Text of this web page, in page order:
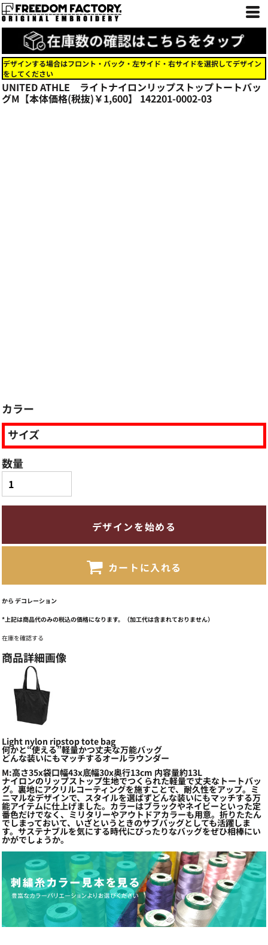
デザインする場合はフロント・バック・左サイド・右サイドを選択してデザイン
をしてください
UNITED ATHLE ライトナイロンリップストップトートバッ
グM【本体価格(税抜)￥1,600】 142201-0002-03
カラー
サイズ
数量
デザインを始める
カートに入れる
から デコレーション
*上記は商品代のみの税込の価格になります。（加工代は含まれておりません）
在庫を確認する
商品詳細画像
Light nylon ripstop tote bag
何かと“使える”軽量かつ丈夫な万能バッグ
どんな装いにもマッチするオールラウンダー
M:高さ35x袋口幅43x底幅30x奥行13cm 内容量約13L
ナイロンのリップストップ生地でつくられた軽量で丈夫なトートバッ
グ。裏地にアクリルコーティングを施すことで、耐久性をアップ。ミ
ニマルなデザインで、スタイルを選ばずどんな装いにもマッチする万
能アイテムに仕上げました。カラーはブラックやネイビーといった定
番色だけでなく、ミリタリーやアウトドアカラーも用意。折りたたん
でしまっておいて、いざというときのサブバッグとしても活躍しま
す。サステナブルを気にする時代にぴったりなバッグをぜひ相棒にい
かがでしょうか。